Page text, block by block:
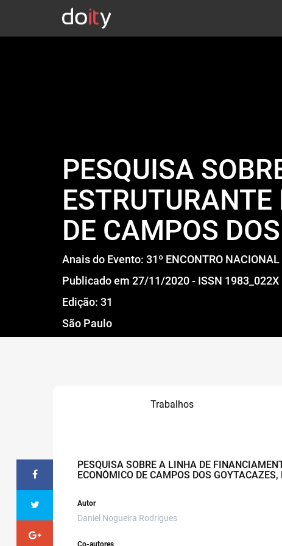
PESQUISA
DE CAMPOS
Anais do Evento: 31º ENCONTRO
Publicado em 27/11/2020 - ISSN 1983_022X
Edição: 31
São Paulo
Trabalhos
PESQUISA SOBRE A LINHA DE
ECONÔMICO DE CAMPOS DOS
Autor
Daniel Nogueira Rodrigues
Co-autores